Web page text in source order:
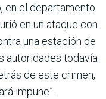
en el departamento
en un ataque con
una estación de
autoridades todavía
de este crimen,
impune”.